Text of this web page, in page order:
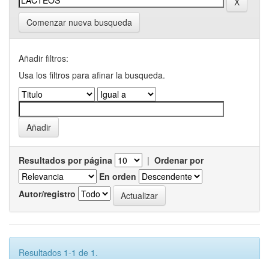
Comenzar nueva busqueda
Añadir filtros:
Usa los filtros para afinar la busqueda.
Resultados por página | Ordenar por
En orden
Autor/registro
Resultados 1-1 de 1.